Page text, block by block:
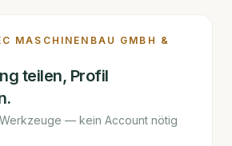
MASCHINENBAU GMBH &
teilen, Profil
— kein Account nötig